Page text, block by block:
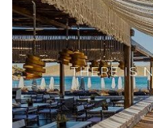
Ελληνικά English